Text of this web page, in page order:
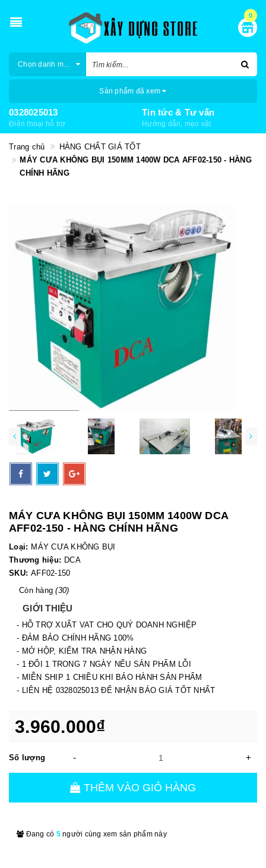
0
Chọn danh mục
Sản phẩm đã xem
0328025013
Điện thoại hỗ trợ
Tin tức & Tư vấn
Hướng dẫn, mẹo vặt
Trang chủ
HÀNG CHẤT GIÁ TỐT
MÁY CƯA KHÔNG BỤI 150MM 1400W DCA AFF02-150 - HÀNG
CHÍNH HÃNG
MÁY CƯA KHÔNG BỤI 150MM 1400W DCA
AFF02-150 - HÀNG CHÍNH HÃNG
Loại: MÁY CƯA KHÔNG BỤI
Thương hiệu: DCA
SKU: AFF02-150
Còn hàng(30)
GIỚI THIỆU
- HỖ TRỢ XUẤT VAT CHO QUÝ DOANH NGHIỆP
- ĐẢM BẢO CHÍNH HÃNG 100%
- MỞ HỘP, KIỂM TRA NHẬN HÀNG
- 1 ĐỔI 1 TRONG 7 NGÀY NẾU SẢN PHẨM LỖI
- MIỄN SHIP 1 CHIỀU KHI BẢO HÀNH SẢN PHẨM
- LIÊN HỆ 0328025013 ĐỂ NHẬN BÁO GIÁ TỐT NHẤT
3.960.000₫
Số lượng - +
THÊM VÀO GIỎ HÀNG
Đang có 5người cùng xem sản phẩm này